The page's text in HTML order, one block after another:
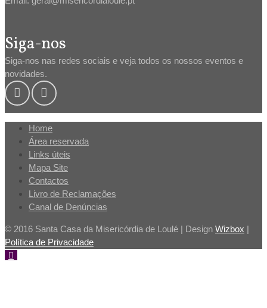
Siga-nos
Siga-nos nas redes sociais e veja todos os nossos eventos e
novidades.
Home
Área reservada
Links úteis
Mapa Site
Contactos
Livro de Reclamações
Canal de Denúncias
© 2016 Santa Casa da Misericórdia de Loulé | Design Wizbox |
Política de Privacidade